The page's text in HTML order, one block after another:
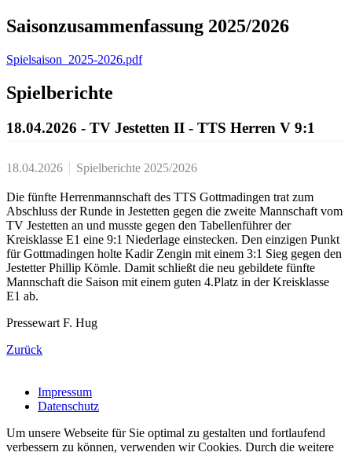
Saisonzusammenfassung 2025/2026
Spielsaison_2025-2026.pdf
Spielberichte
18.04.2026 - TV Jestetten II - TTS Herren V 9:1
18.04.2026 Spielberichte 2025/2026
Die fünfte Herrenmannschaft des TTS Gottmadingen trat zum
Abschluss der Runde in Jestetten gegen die zweite Mannschaft vom
TV Jestetten an und musste gegen den Tabellenführer der
Kreisklasse E1 eine 9:1 Niederlage einstecken. Den einzigen Punkt
für Gottmadingen holte Kadir Zengin mit einem 3:1 Sieg gegen den
Jestetter Phillip Kömle. Damit schließt die neu gebildete fünfte
Mannschaft die Saison mit einem guten 4.Platz in der Kreisklasse
E1 ab.
Pressewart F. Hug
Zurück
Impressum
Datenschutz
Um unsere Webseite für Sie optimal zu gestalten und fortlaufend
verbessern zu können, verwenden wir Cookies. Durch die weitere